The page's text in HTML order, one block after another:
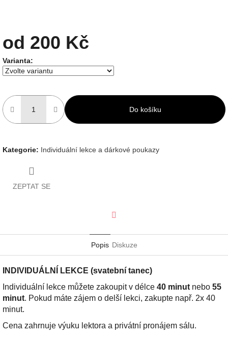
od 200 Kč
Měrná
cena:
Varianta:
Do košíku
Kategorie: Individuální lekce a dárkové poukazy
ZEPTAT SE
Popis Diskuze
INDIVIDUÁLNÍ LEKCE (svatební tanec)
Individuální lekce můžete zakoupit v délce 40 minut nebo 55
minut. Pokud máte zájem o delší lekci, zakupte např. 2x 40
minut.
Cena zahrnuje výuku lektora a privátní pronájem sálu.